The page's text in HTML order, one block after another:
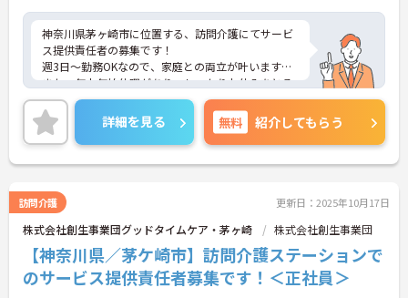
神奈川県茅ヶ崎市に位置する、訪問介護にてサービ
ス提供責任者の募集です！
週3日～勤務OKなので、家庭との両立が叶います☆
また、年末年始休暇があり、しっかりお休みをとる
ことが可能です♪
さらにマイカー通勤可能なので、通勤らくらくです
◎
ご興味のある方には、面接対策ポイントなど、さら
に詳細をご案内しますのでお気軽にご相談くださ
詳細を見る 無料 紹介してもらう
訪問介護 更新日：2025年10月17日
株式会社創生事業団グッドタイムケア・茅ヶ崎 株式会社創生事業団
【神奈川県／茅ケ崎市】訪問介護ステーションで
のサービス提供責任者募集です！＜正社員＞